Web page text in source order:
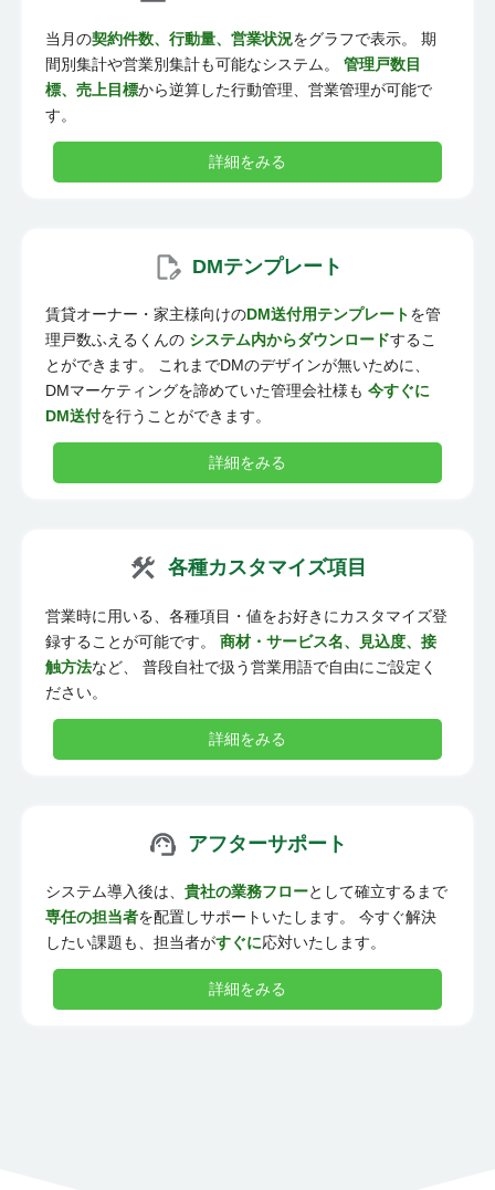
当月の契約件数、行動量、営業状況をグラフで表示。 期
間別集計や営業別集計も可能なシステム。 管理戸数目
標、売上目標から逆算した行動管理、営業管理が可能で
す。
詳細をみる
DMテンプレート
賃貸オーナー・家主様向けのDM送付用テンプレートを管
理戸数ふえるくんの システム内からダウンロードするこ
とができます。 これまでDMのデザインが無いために、
DMマーケティングを諦めていた管理会社様も 今すぐに
DM送付を行うことができます。
詳細をみる
各種カスタマイズ項目
営業時に用いる、各種項目・値をお好きにカスタマイズ登
録することが可能です。 商材・サービス名、見込度、接
触方法など、 普段自社で扱う営業用語で自由にご設定く
ださい。
詳細をみる
アフターサポート
システム導入後は、 貴社の業務フローとして確立するまで
専任の担当者を配置しサポートいたします。 今すぐ解決
したい課題も、担当者がすぐに応対いたします。
詳細をみる